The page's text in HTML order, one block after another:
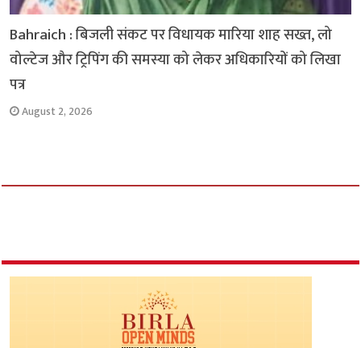
Bahraich : बिजली संकट पर विधायक मारिया शाह सख्त, लो
वोल्टेज और ट्रिपिंग की समस्या को लेकर अधिकारियों को लिखा
पत्र
August 2, 2026